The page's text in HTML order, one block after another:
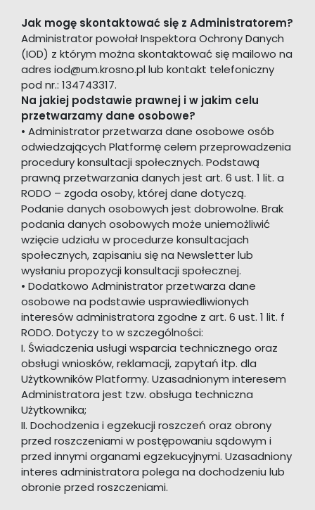
Jak mogę skontaktować się z Administratorem?
Administrator powołał Inspektora Ochrony Danych
(IOD) z którym można skontaktować się mailowo na
adres iod@um.krosno.pl lub kontakt telefoniczny
pod nr.: 134743317.
Na jakiej podstawie prawnej i w jakim celu
przetwarzamy dane osobowe?
• Administrator przetwarza dane osobowe osób
odwiedzających Platformę celem przeprowadzenia
procedury konsultacji społecznych. Podstawą
prawną przetwarzania danych jest art. 6 ust. 1 lit. a
RODO – zgoda osoby, której dane dotyczą.
Podanie danych osobowych jest dobrowolne. Brak
podania danych osobowych może uniemożliwić
wzięcie udziału w procedurze konsultacjach
społecznych, zapisaniu się na Newsletter lub
wysłaniu propozycji konsultacji społecznej.
• Dodatkowo Administrator przetwarza dane
osobowe na podstawie usprawiedliwionych
interesów administratora zgodne z art. 6 ust. 1 lit. f
RODO. Dotyczy to w szczególności:
I. Świadczenia usługi wsparcia technicznego oraz
obsługi wniosków, reklamacji, zapytań itp. dla
Użytkowników Platformy. Uzasadnionym interesem
Administratora jest tzw. obsługa techniczna
Użytkownika;
II. Dochodzenia i egzekucji roszczeń oraz obrony
przed roszczeniami w postępowaniu sądowym i
przed innymi organami egzekucyjnymi. Uzasadniony
interes administratora polega na dochodzeniu lub
obronie przed roszczeniami.